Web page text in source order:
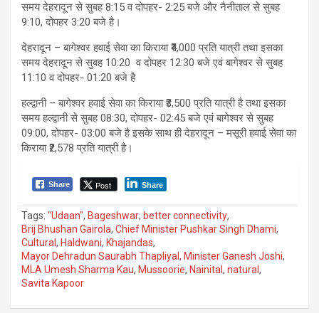
समय देहरादून से सुबह 8:15 व दोपहर- 2:25 बजे और नैनीताल से सुबह
9:10, दोपहर 3:20 बजे है।
देहरादून – बागेश्वर हवाई सेवा का किराया ₹4,000 प्रति यात्री तथा इसका
समय देहरादून से सुबह 10:20 व दोपहर 12:30 बजे एवं बागेश्वर से सुबह
11:10 व दोपहर- 01:20 बजे है
हल्द्वानी – बागेश्वर हवाई सेवा का किराया ₹3,500 प्रति यात्री है तथा इसका
समय हल्द्वानी से सुबह 08:30, दोपहर- 02:45 बजे एवं बागेश्वर से सुबह
09:00, दोपहर- 03:00 बजे है इसके साथ ही देहरादून – मसूरी हवाई सेवा का
किराया ₹2,578 प्रति यात्री है।
Share Post Share
Tags: "Udaan", Bageshwar, better connectivity,
Brij Bhushan Gairola, Chief Minister Pushkar Singh Dhami,
Cultural , Haldwani, Khajandas,
Mayor Dehradun Saurabh Thapliyal , Minister Ganesh Joshi,
MLA Umesh Sharma Kau, Mussoorie, Nainital , natural ,
Savita Kapoor